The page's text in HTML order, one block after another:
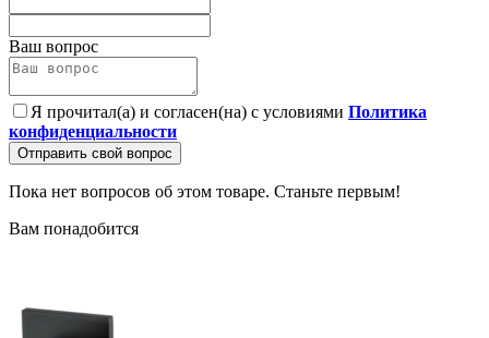
Ваш вопрос
Я прочитал(а) и согласен(на) с условиями Политика
конфиденциальности
Отправить свой вопрос
Пока нет вопросов об этом товаре. Станьте первым!
Вам понадобится